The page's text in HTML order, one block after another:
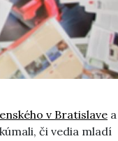
v Bratislave a
či vedia mladí